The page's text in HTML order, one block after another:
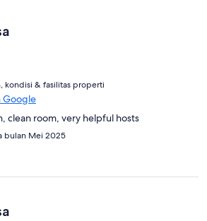
kondisi & fasilitas properti
Google
clean room, very helpful hosts
bulan Mei 2025